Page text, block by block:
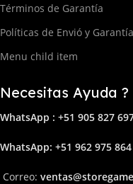
Términos de Garantía
Políticas de Envió y
Menu child item
Necesitas Ayuda ?
WhatsApp : +51 905 827
WhatsApp: +51 962 975 864
Correo: ventas@storega